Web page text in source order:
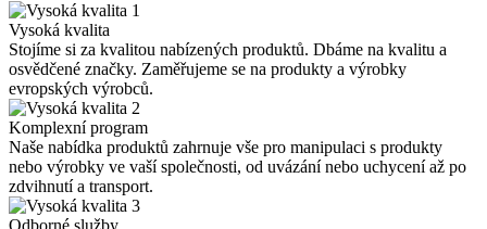
1
Vysoká kvalita
Stojíme si za kvalitou nabízených produktů. Dbáme na kvalitu a
osvědčené značky. Zaměřujeme se na produkty a výrobky
evropských výrobců.
2
Komplexní program
Naše nabídka produktů zahrnuje vše pro manipulaci s produkty
nebo výrobky ve vaší společnosti, od uvázání nebo uchycení až po
zdvihnutí a transport.
3